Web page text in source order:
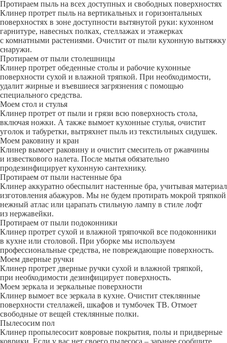
Протираем пыль на всех доступных и свободных поверхностях
Клинер протрет пыль на вертикальных и горизонтальных
поверхностях в зоне доступности вытянутой руки: кухонном
гарнитуре, навесных полках, стеллажах и этажерках
с комнатными растениями. Очистит от пыли кухонную вытяжку
снаружи.
Протираем от пыли столешницы
Клинер протрет обеденные столы и рабочие кухонные
поверхности сухой и влажной тряпкой. При необходимости,
удалит жирные и въевшиеся загрязнения с помощью
специального средства.
Моем стол и стулья
Клинер протрет от пыли и грязи всю поверхность стола,
включая ножки. А также вымоет кухонные стулья, очистит
уголок и табуретки, вытряхнет пыль из текстильных сидушек.
Моем раковину и кран
Клинер вымоет раковину и очистит смеситель от ржавчины
и известкового налета. После мытья обязательно
продезинфицирует кухонную сантехнику.
Протираем от пыли настенные бра
Клинер аккуратно обеспылит настенные бра, учитывая материал
изготовления абажуров. Мы не будем протирать мокрой тряпкой
нежный атлас или царапать стильную лампу в стиле лофт
из нержавейки.
Протираем от пыли подоконники
Клинер протрет сухой и влажной тряпочкой все подоконники
в кухне или столовой. При уборке мы используем
профессиональные средства, не повреждающие поверхность.
Моем дверные ручки
Клинер протрет дверные ручки сухой и влажной тряпкой,
при необходимости дезинфицирует поверхность.
Моем зеркала и зеркальные поверхности
Клинер вымоет все зеркала в кухне. Очистит стеклянные
поверхности стеллажей, шкафов и тумбочек ТВ. Отмоет
свободные от вещей стеклянные полки.
Пылесосим пол
Клинер пропылесосит ковровые покрытия, полы и придверные
коврики. Если у вас нет своего пылесоса – заранее сообщите